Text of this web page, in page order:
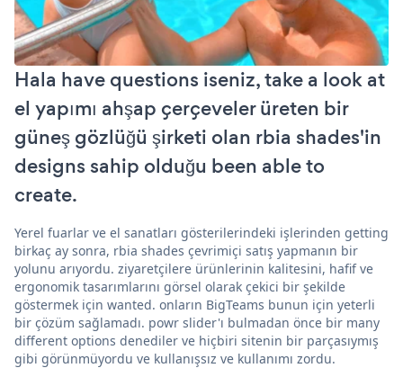
Hala have questions iseniz, take a look at
el yapımı ahşap çerçeveler üreten bir
güneş gözlüğü şirketi olan rbia shades'in
designs sahip olduğu been able to
create.
Yerel fuarlar ve el sanatları gösterilerindeki işlerinden getting
birkaç ay sonra, rbia shades çevrimiçi satış yapmanın bir
yolunu arıyordu. ziyaretçilere ürünlerinin kalitesini, hafif ve
ergonomik tasarımlarını görsel olarak çekici bir şekilde
göstermek için wanted. onların BigTeams bunun için yeterli
bir çözüm sağlamadı. powr slider'ı bulmadan önce bir many
different options denediler ve hiçbiri sitenin bir parçasıymış
gibi görünmüyordu ve kullanışsız ve kullanımı zordu.